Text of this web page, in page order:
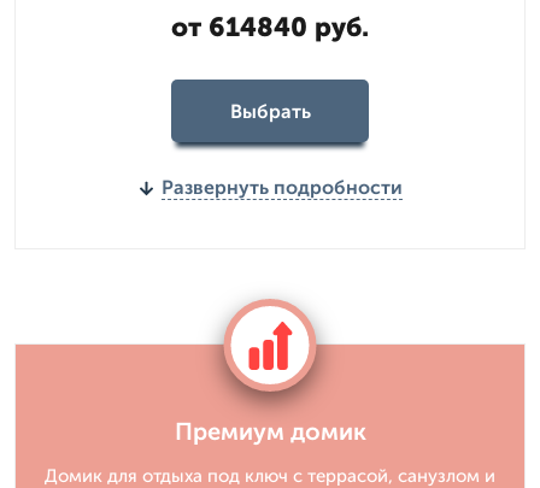
от 614840 руб.
Выбрать
Развернуть подробности
Премиум домик
Домик для отдыха под ключ с террасой, санузлом и